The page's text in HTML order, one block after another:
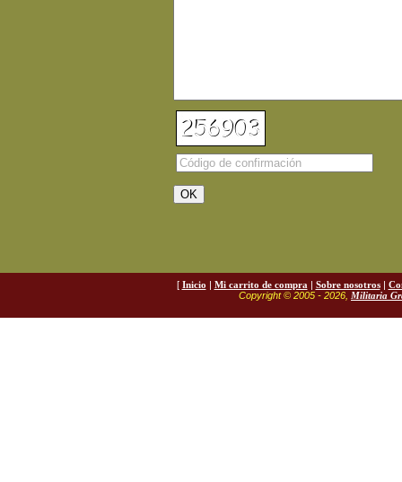
[ Inicio | Mi carrito de compra | Sobre nosotros|
Copyright © 2005 - 2026, Militaria